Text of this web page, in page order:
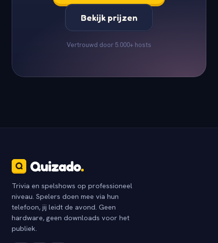
Bekijk prijzen
Vertrouwd door 5.000+ hosts
Trivia en spelshows op professioneel
niveau. Spelers doen mee via hun
telefoon, jij leidt de avond. Geen
hardware, geen downloads voor het
publiek.